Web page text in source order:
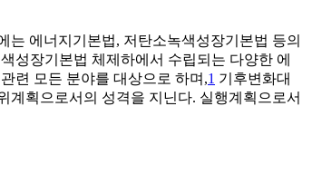
에너지기본법, 저탄소녹색성장기본법 등의
성장기본법 체제하에서 수립되는 다양한 에
련 모든 분야를 대상으로 하며,1 기후변화대
획으로서의 성격을 지닌다. 실행계획으로서